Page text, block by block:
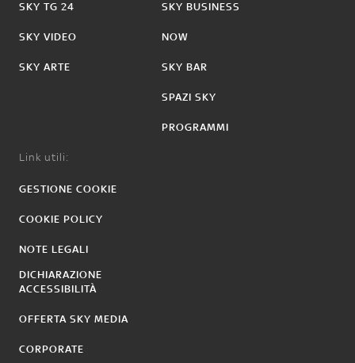
SKY TG 24
SKY VIDEO
SKY ARTE
SKY BUSINESS
NOW
SKY BAR
SPAZI SKY
PROGRAMMI
Link utili:
GESTIONE COOKIE
COOKIE POLICY
NOTE LEGALI
DICHIARAZIONE
ACCESSIBILITÀ
OFFERTA SKY MEDIA
CORPORATE